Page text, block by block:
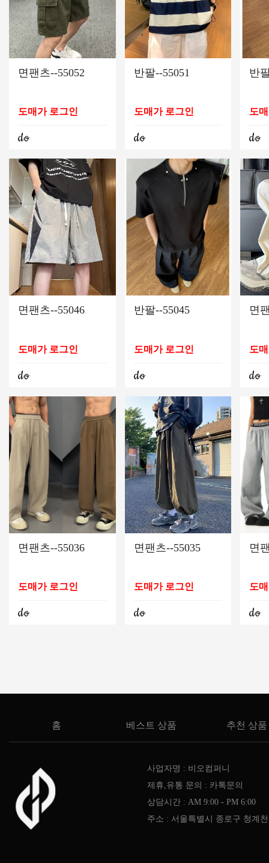
면팬츠--55052
도매가 로그인
반팔--55051
도매가 로그인
반
도
면팬츠--55046
도매가 로그인
반팔--55045
도매가 로그인
면
도
면팬츠--55036
도매가 로그인
면팬츠--55035
도매가 로그인
면
도
홈 베스트 상품 추천 상품
사업자명 : 비오컴퍼니
제휴,유통 문의 : 카톡문의
상담시간 : AM 9:00 - PM 6:00
주소 : 서울특별시 종로구 청계